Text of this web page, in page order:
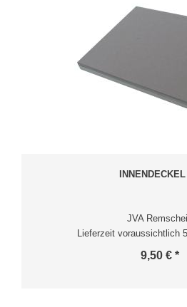
INNENDECKEL
JVA
Lieferzeit voraussichtlich
9,50 € *